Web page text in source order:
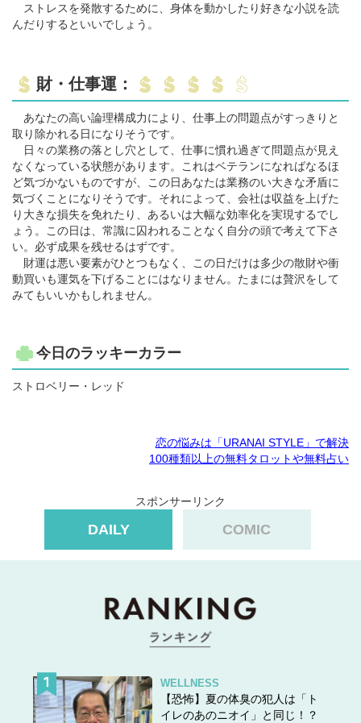
ストレスを発散するために、身体を動かしたり好きな小説を読
んだりするといいでしょう。
財・仕事運：
あなたの高い論理構成力により、仕事上の問題点がすっきりと
取り除かれる日になりそうです。
日々の業務の落とし穴として、仕事に慣れ過ぎて問題点が見え
なくなっている状態があります。これはベテランになればなるほ
ど気づかないものですが、この日あなたは業務のい大きな矛盾に
気づくことになりそうです。それによって、会社は収益を上げた
り大きな損失を免れたり、あるいは大幅な効率化を実現するでし
ょう。この日は、常識に囚われることなく自分の頭で考えて下さ
い。必ず成果を残せるはずです。
財運は悪い要素がひとつもなく、この日だけは多少の散財や衝
動買いも運気を下げることにはなりません。たまには贅沢をして
みてもいいかもしれません。
今日のラッキーカラー
ストロベリー・レッド
恋の悩みは「URANAI STYLE」で解決
100種類以上の無料タロットや無料占い
スポンサーリンク
DAILY COMIC
WELLNESS
【恐怖】夏の体臭の犯人は「ト
イレのあのニオイ」と同じ！？